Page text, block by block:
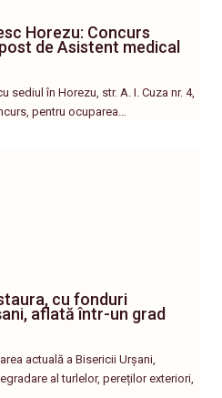
Horezu: Concurs
de Asistent medical
sediul în Horezu, str. A. I. Cuza nr. 4,
pentru ocuparea…
cu fonduri
aflată într-un grad
actuală a Bisericii Urșani,
al turlelor, pereților exteriori,